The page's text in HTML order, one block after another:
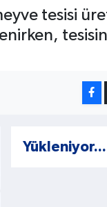
tesisi
Yükleniyor...